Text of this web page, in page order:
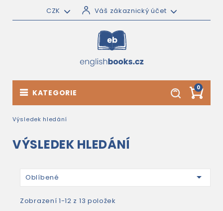
CZK Váš zákaznický účet
0
KATEGORIE
Výsledek hledání
VÝSLEDEK HLEDÁNÍ
Oblíbené 
Zobrazení 1-12 z 13 položek